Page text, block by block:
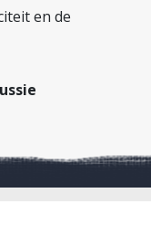
en de